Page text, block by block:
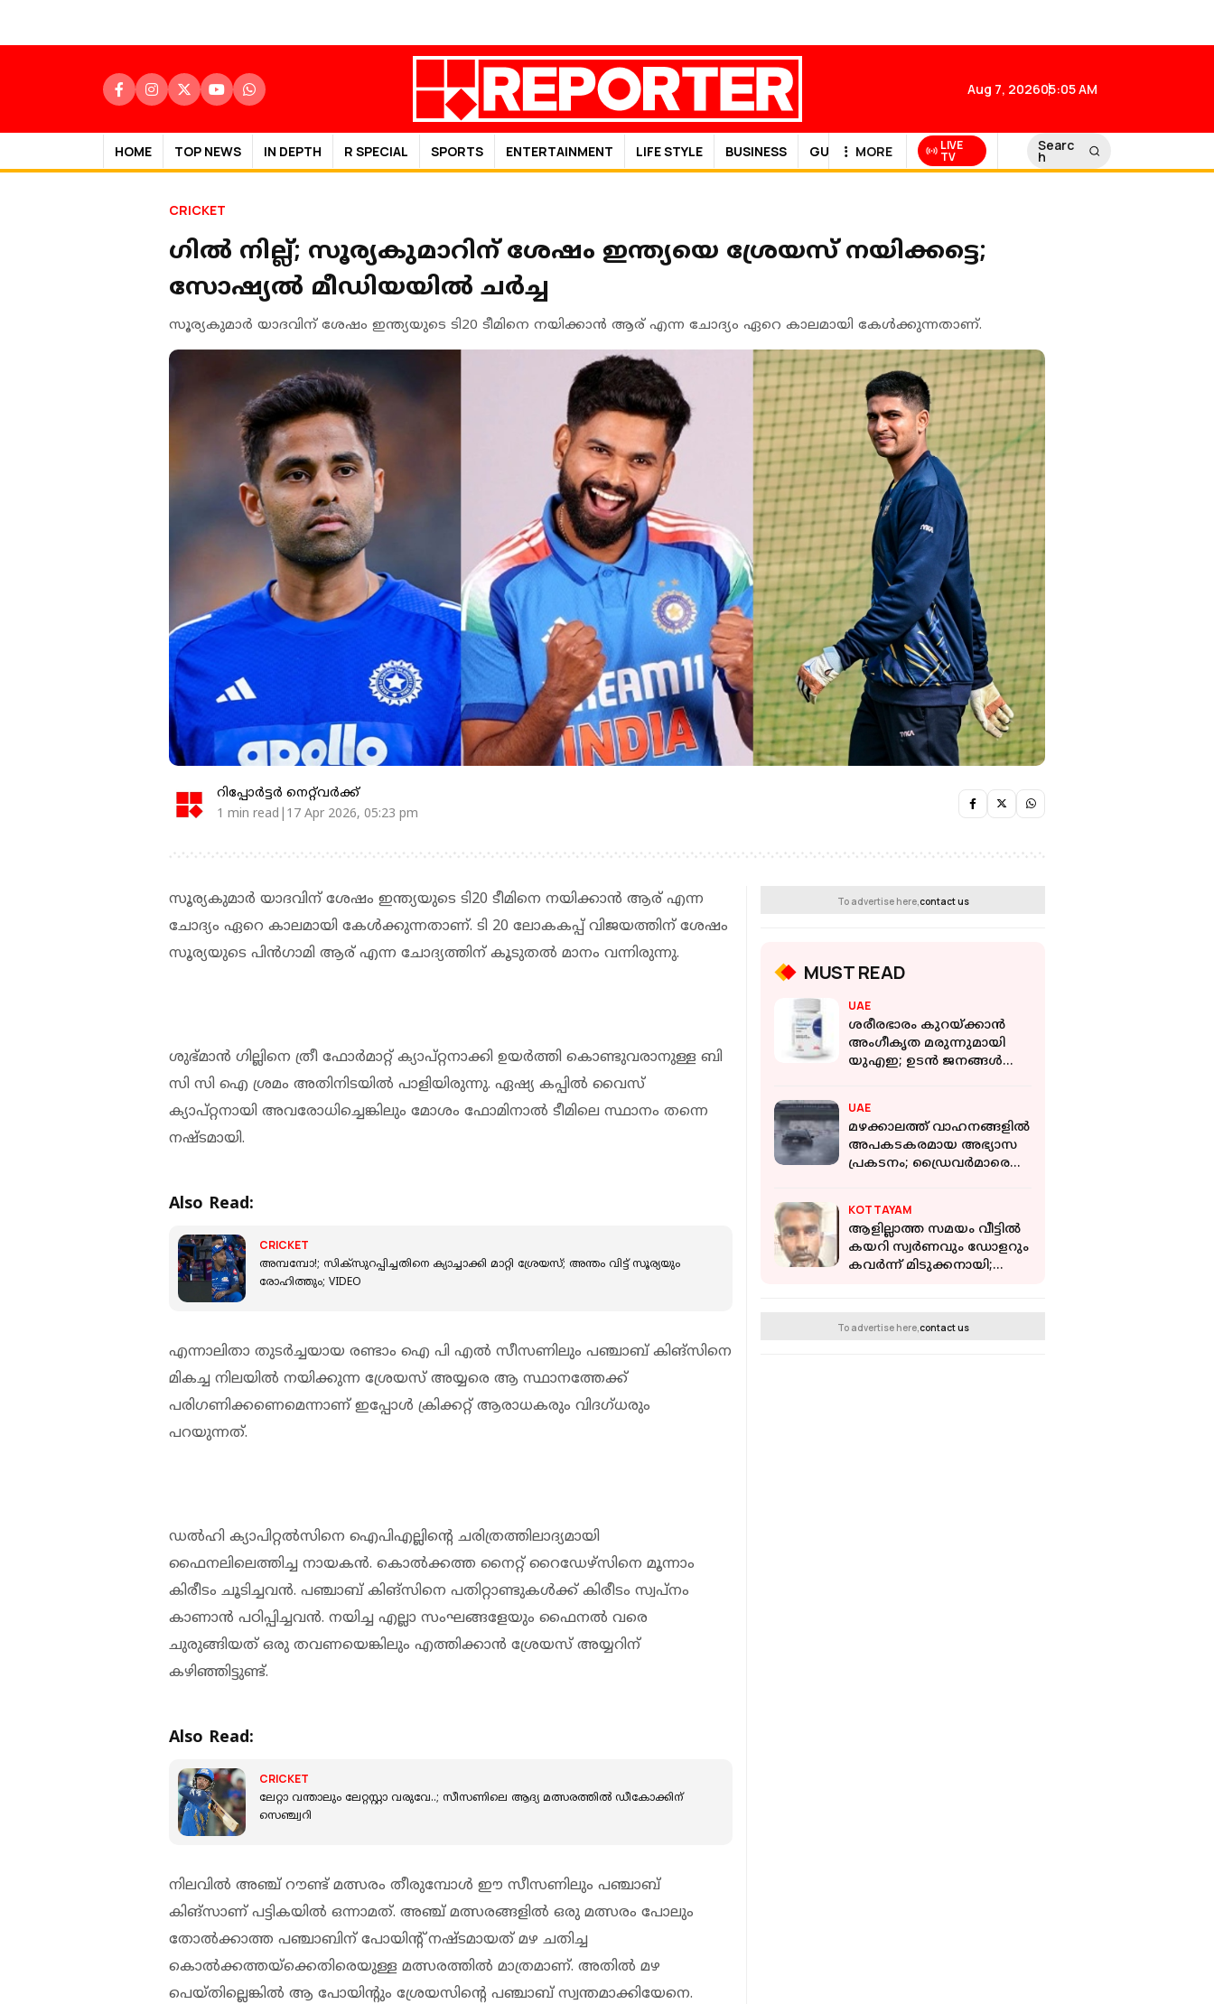
Aug 7, 202605:05 AM
HOME TOP NEWS IN DEPTH R SPECIAL SPORTS ENTERTAINMENT LIFE STYLE BUSINESS GULF NEWS
MORE LIVE
TV
Searc
h
CRICKET
ഗിൽ നില്ല്; സൂര്യകുമാറിന് ശേഷം ഇന്ത്യയെ ശ്രേയസ് നയിക്കട്ടെ;
സോഷ്യൽ മീഡിയയിൽ ചർച്ച
സൂര്യകുമാര്‍ യാദവിന് ശേഷം ഇന്ത്യയുടെ ടി20 ടീമിനെ നയിക്കാൻ ആര് എന്ന ചോദ്യം ഏറെ കാലമായി കേൾക്കുന്നതാണ്.
റിപ്പോർട്ടർ നെറ്റ്‌വര്‍ക്ക്‌
1 min read|17 Apr 2026, 05:23 pm
സൂര്യകുമാര്‍ യാദവിന് ശേഷം ഇന്ത്യയുടെ ടി20 ടീമിനെ നയിക്കാൻ ആര് എന്ന
ചോദ്യം ഏറെ കാലമായി കേൾക്കുന്നതാണ്. ടി 20 ലോകകപ്പ് വിജയത്തിന് ശേഷം
സൂര്യയുടെ പിൻഗാമി ആര് എന്ന ചോദ്യത്തിന് കൂടുതൽ മാനം വന്നിരുന്നു.
ശുഭ്മാൻ ഗില്ലിനെ ത്രീ ഫോർമാറ്റ് ക്യാപ്റ്റനാക്കി ഉയർത്തി കൊണ്ടുവരാനുള്ള ബി
സി സി ഐ ശ്രമം അതിനിടയിൽ പാളിയിരുന്നു. ഏഷ്യ കപ്പിൽ വൈസ്
ക്യാപ്റ്റനായി അവരോധിച്ചെങ്കിലും മോശം ഫോമിനാൽ ടീമിലെ സ്ഥാനം തന്നെ
നഷ്ടമായി.
Also Read:
CRICKET
അമ്പമ്പോ!; സിക്സുറപ്പിച്ചതിനെ ക്യാച്ചാക്കി മാറ്റി ശ്രേയസ്; അന്തം വിട്ട് സൂര്യയും
രോഹിത്തും; VIDEO
എന്നാലിതാ തുടർച്ചയായ രണ്ടാം ഐ പി എൽ സീസണിലും പഞ്ചാബ് കിങ്സിനെ
മികച്ച നിലയിൽ നയിക്കുന്ന ശ്രേയസ് അയ്യരെ ആ സ്ഥാനത്തേക്ക്
പരിഗണിക്കണെമെന്നാണ് ഇപ്പോൾ ക്രിക്കറ്റ് ആരാധകരും വിദഗ്ധരും
പറയുന്നത്.
ഡല്‍ഹി ക്യാപിറ്റല്‍സിനെ ഐപിഎല്ലിന്റെ ചരിത്രത്തിലാദ്യമായി
ഫൈനലിലെത്തിച്ച നായകൻ. കൊല്‍ക്കത്ത നൈറ്റ് റൈഡേഴ്സിനെ മൂന്നാം
കിരീടം ചൂടിച്ചവൻ. പഞ്ചാബ് കിങ്സിനെ പതിറ്റാണ്ടുകള്‍ക്ക് കിരീടം സ്വപ്നം
കാണാൻ പഠിപ്പിച്ചവൻ. നയിച്ച എല്ലാ സംഘങ്ങളേയും ഫൈനല്‍ വരെ
ചുരുങ്ങിയത് ഒരു തവണയെങ്കിലും എത്തിക്കാൻ ശ്രേയസ് അയ്യറിന്
കഴിഞ്ഞിട്ടുണ്ട്.
Also Read:
CRICKET
ലേറ്റാ വന്താലും ലേറ്റസ്റ്റാ വരുവേ..; സീസണിലെ ആദ്യ മത്സരത്തിൽ ഡീകോക്കിന്
സെഞ്ച്വറി
നിലവിൽ അഞ്ച് റൗണ്ട് മത്സരം തീരുമ്പോൾ ഈ സീസണിലും പഞ്ചാബ്
കിങ്‌സാണ് പട്ടികയിൽ ഒന്നാമത്. അഞ്ച് മത്സരങ്ങളിൽ ഒരു മത്സരം പോലും
തോൽക്കാത്ത പഞ്ചാബിന് പോയിന്റ് നഷ്ടമായത് മഴ ചതിച്ച
കൊൽക്കത്തയ്‌ക്കെതിരെയുള്ള മത്സരത്തിൽ മാത്രമാണ്. അതിൽ മഴ
പെയ്തില്ലെങ്കിൽ ആ പോയിന്റും ശ്രേയസിന്റെ പഞ്ചാബ് സ്വന്തമാക്കിയേനെ.
To advertise here, contact us
MUST READ
UAE
ശരീരഭാരം കുറയ്ക്കാൻ
അം​ഗീകൃത മരുന്നുമായി
യുഎഇ; ഉടൻ ജനങ്ങൾക്ക്
UAE
മഴക്കാലത്ത് വാഹനങ്ങളിൽ
അപകടകരമായ അഭ്യാസ
പ്രകടനം; ഡ്രൈവർമാരെ
KOTTAYAM
ആളില്ലാത്ത സമയം വീട്ടിൽ
കയറി സ്വർണവും ഡോളറും
കവർന്ന് മിടുക്കനായി;
To advertise here, contact us